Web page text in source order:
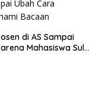
di AS Sampai
Mahasiswa Sulit